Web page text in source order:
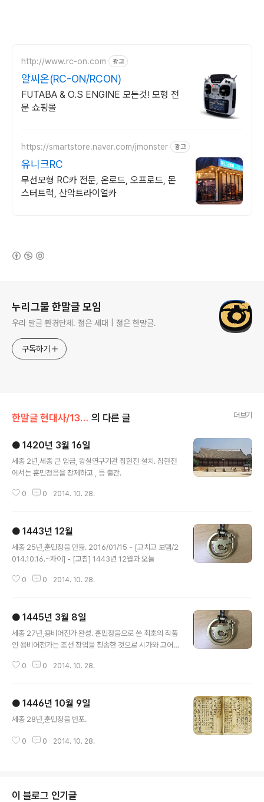
http://www.rc-on.com 광고
알씨온(RC-ON/RCON)
FUTABA & O.S ENGINE 모든것! 모형 전
문 쇼핑몰
https://smartstore.naver.com/jmonster 광고
유니크RC
무선모형 RC카 전문, 온로드, 오프로드, 몬
스터트럭, 산악트라이얼카
누리그물 한말글 모임
우리 말글 환경단체. 젊은 세대 | 젊은 한말글.
구독하기
한말글 현대사/1300년대~1400년대 의 다른 글 더보기
● 1420년 3월 16일
세종 2년,세종 큰 임금, 왕실연구기관 집현전 설치. 집현전
에서는 훈민정음을 창제하고 , 등 출간.
0 0 2014. 10. 28.
● 1443년 12월
세종 25년,훈민정음 만듦. 2016/01/15 - [고치고 보탬/2
014.10.16.~차이] - [고침] 1443년 12월과 오늘
0 0 2014. 10. 28.
● 1445년 3월 8일
세종 27년,용비어천가 완성. 훈민정음으로 쓴 최초의 작품
인 용비어천가는 조선 창업을 칭송한 것으로 시가와 고어
0 0 2014. 10. 28.
● 1446년 10월 9일
세종 28년,훈민정음 반포.
0 0 2014. 10. 28.
이 블로그 인기글